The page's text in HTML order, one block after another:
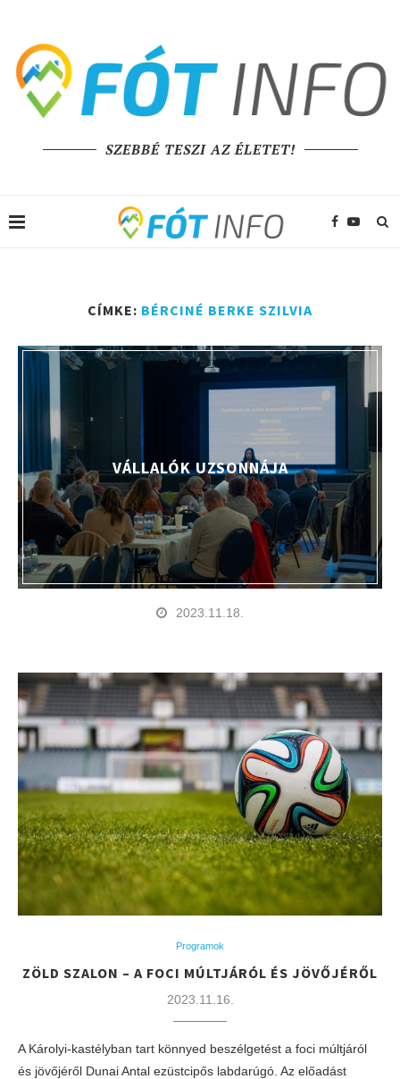
SZEBBÉ TESZI AZ ÉLETET!
CÍMKE: BÉRCINÉ BERKE SZILVIA
VÁLLALÓK UZSONNÁJA
2023.11.18.
Programok
ZÖLD SZALON – A FOCI MÚLTJÁRÓL ÉS JÖVŐJÉRŐL
2023.11.16.
A Károlyi-kastélyban tart könnyed beszélgetést a foci múltjáról
és jövőjéről Dunai Antal ezüstcipős labdarúgó. Az előadást